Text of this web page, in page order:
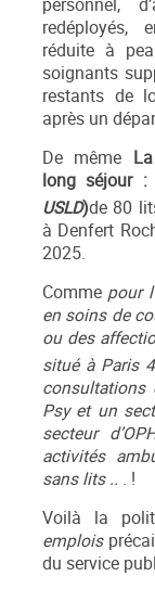
redéployés,
réduite à
soignants
restants de
après un
De même
long séjour
USLD)de 80
à Denfert
2025.
Comme pour
en soins de
ou des
situé à Paris 4
consultations
Psy et un
secteur
activités
sans lits .. . !
Voilà la
emplois
du service